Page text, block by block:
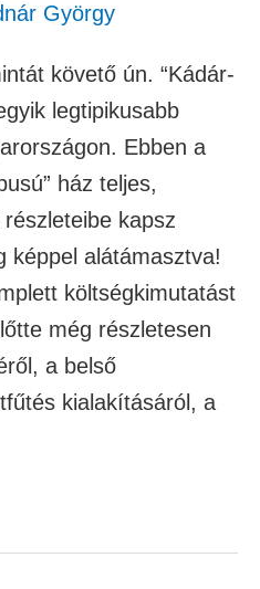
György
követő ún. “Kádár-
legtipikusabb
Ebben a
ház teljes,
kapsz
képpel alátámasztva!
költségkimutatást
még részletesen
a belső
kialakításáról, a